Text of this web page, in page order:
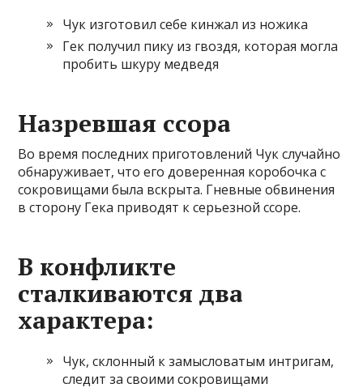
Чук изготовил себе кинжал из ножика
Гек получил пику из гвоздя, которая могла
пробить шкуру медведя
Назревшая ссора
Во время последних приготовлений Чук случайно
обнаруживает, что его доверенная коробочка с
сокровищами была вскрыта. Гневные обвинения
в сторону Гека приводят к серьезной ссоре.
В конфликте
сталкиваются два
характера:
Чук, склонный к замысловатым интригам,
следит за своими сокровищами